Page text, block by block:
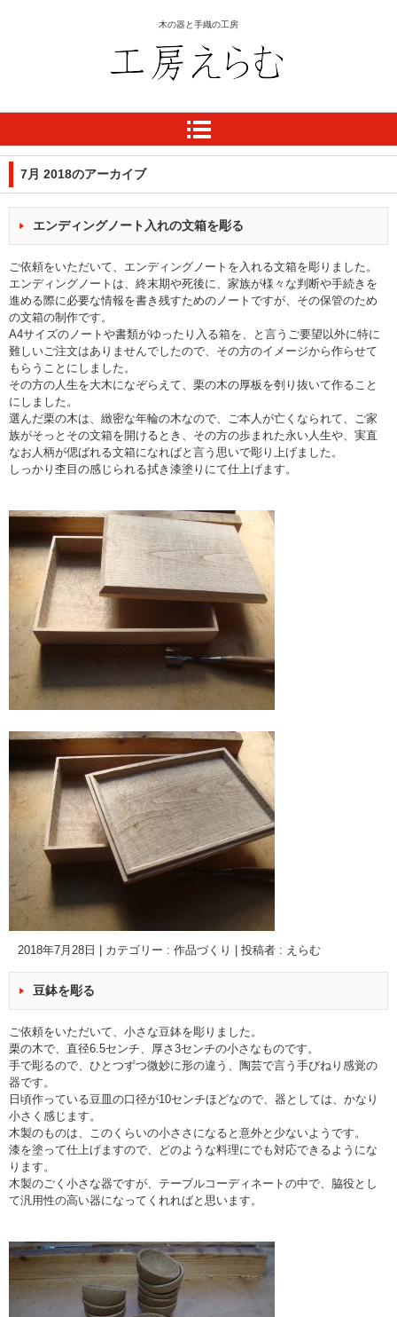
木の器と手織の工房
7月 2018のアーカイブ
エンディングノート入れの文箱を彫る
ご依頼をいただいて、エンディングノートを入れる文箱を彫りました。
エンディングノートは、終末期や死後に、家族が様々な判断や手続きを
進める際に必要な情報を書き残すためのノートですが、その保管のため
の文箱の制作です。
A4サイズのノートや書類がゆったり入る箱を、と言うご要望以外に特に
難しいご注文はありませんでしたので、その方のイメージから作らせて
もらうことにしました。
その方の人生を大木になぞらえて、栗の木の厚板を刳り抜いて作ること
にしました。
選んだ栗の木は、緻密な年輪の木なので、ご本人が亡くなられて、ご家
族がそっとその文箱を開けるとき、その方の歩まれた永い人生や、実直
なお人柄が偲ばれる文箱になればと言う思いで彫り上げました。
しっかり杢目の感じられる拭き漆塗りにて仕上げます。
2018年7月28日 カテゴリー : 作品づくり 投稿者 : えらむ
豆鉢を彫る
ご依頼をいただいて、小さな豆鉢を彫りました。
栗の木で、直径6.5センチ、厚さ3センチの小さなものです。
手で彫るので、ひとつずつ微妙に形の違う、陶芸で言う手びねり感覚の
器です。
日頃作っている豆皿の口径が10センチほどなので、器としては、かなり
小さく感じます。
木製のものは、このくらいの小ささになると意外と少ないようです。
漆を塗って仕上げますので、どのような料理にでも対応できるようにな
ります。
木製のごく小さな器ですが、テーブルコーディネートの中で、脇役とし
て汎用性の高い器になってくれればと思います。